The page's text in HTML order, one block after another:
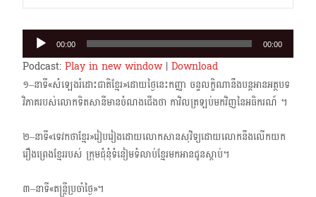
Audio
Player
00:00 00:00
Podcast: Play in new window| Download
១–នាទី«សំឡេងរំដោះជាតិខ្មែរ»ដោយថ្ងៃនេះកញ្ញា ចន្ទលក្ខិណានឹងបន្តអានអត្ថបទ
វិភាគរបស់​លោកទិតសានីមានចំណងជើងថា កាវិលត្រឡប់មកវិញនៃអធិករណ៍ ។
២–នាទី«ទេវកថាខ្មែរ»រៀបរៀងដោយលោកសានសុវិទ្យដោយលោកនឹងលើកយក
រឿងព្រេងខ្មែររបស់ ក្រុមជុំនុំទំនៀមទំលាប់ខ្មែរមកអានជូនស្តាប់។
៣–នាទី«តន្ត្រីប្រចាំថ្ងៃ»។